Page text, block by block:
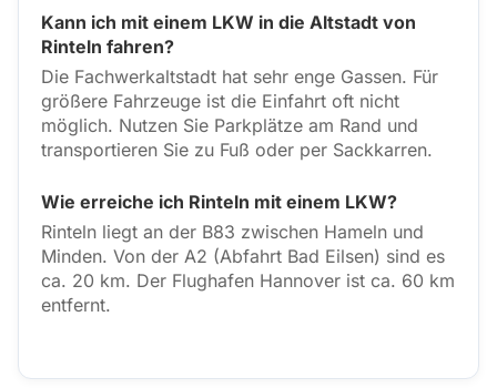
Kann ich mit einem LKW in die Altstadt von
Rinteln fahren?
Die Fachwerkaltstadt hat sehr enge Gassen. Für
größere Fahrzeuge ist die Einfahrt oft nicht
möglich. Nutzen Sie Parkplätze am Rand und
transportieren Sie zu Fuß oder per Sackkarren.
Wie erreiche ich Rinteln mit einem LKW?
Rinteln liegt an der B83 zwischen Hameln und
Minden. Von der A2 (Abfahrt Bad Eilsen) sind es
ca. 20 km. Der Flughafen Hannover ist ca. 60 km
entfernt.